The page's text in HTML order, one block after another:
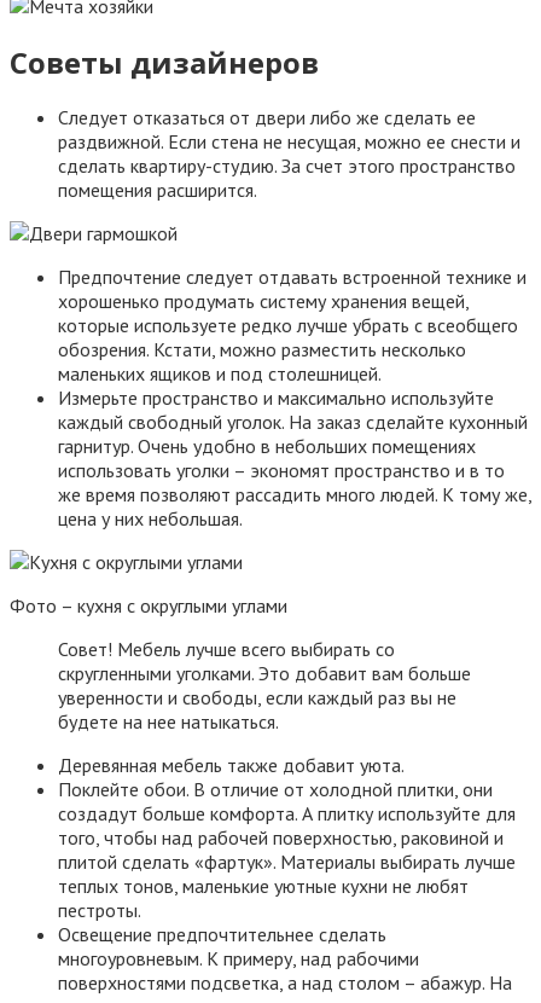
Советы дизайнеров
Следует отказаться от двери либо же сделать ее
раздвижной. Если стена не несущая, можно ее снести и
сделать квартиру-студию. За счет этого пространство
помещения расширится.
Предпочтение следует отдавать встроенной технике и
хорошенько продумать систему хранения вещей,
которые используете редко лучше убрать с всеобщего
обозрения. Кстати, можно разместить несколько
маленьких ящиков и под столешницей.
Измерьте пространство и максимально используйте
каждый свободный уголок. На заказ сделайте кухонный
гарнитур. Очень удобно в небольших помещениях
использовать уголки – экономят пространство и в то
же время позволяют рассадить много людей. К тому же,
цена у них небольшая.
Фото – кухня с округлыми углами
Совет! Мебель лучше всего выбирать со
скругленными уголками. Это добавит вам больше
уверенности и свободы, если каждый раз вы не
будете на нее натыкаться.
Деревянная мебель также добавит уюта.
Поклейте обои. В отличие от холодной плитки, они
создадут больше комфорта. А плитку используйте для
того, чтобы над рабочей поверхностью, раковиной и
плитой сделать «фартук». Материалы выбирать лучше
теплых тонов, маленькие уютные кухни не любят
пестроты.
Освещение предпочтительнее сделать
многоуровневым. К примеру, над рабочими
поверхностями подсветка, а над столом – абажур. На